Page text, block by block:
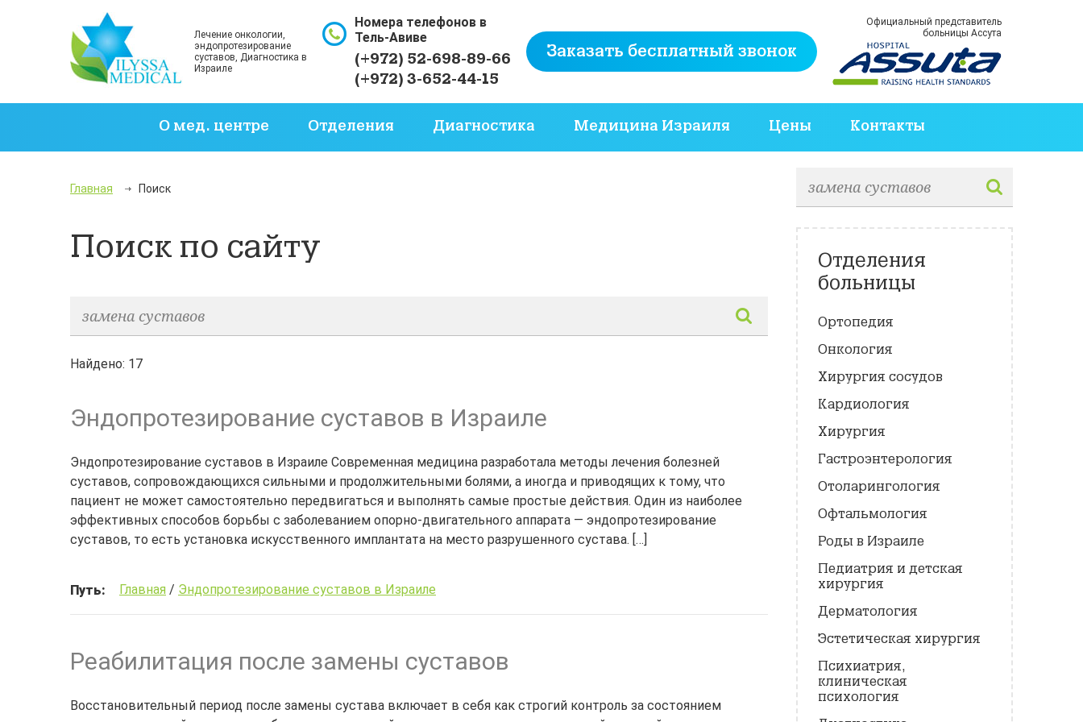
Лечение онкологии,
эндопротезирование
суставов, Диагностика в
Израиле
Номера телефонов в
Тель-Авиве
(+972) 52-698-89-66
(+972) 3-652-44-15
Заказать бесплатный звонок
Официальный представитель
больницы Ассута
О мед. центре Отделения Диагностика Медицина Израиля Цены Контакты
Главная Поиск
Поиск по сайту
Найдено: 17
Эндопротезирование суставов в Израиле
Эндопротезирование суставов в Израиле Современная медицина разработала методы лечения болезней
суставов, сопровождающихся сильными и продолжительными болями, а иногда и приводящих к тому, что
пациент не может самостоятельно передвигаться и выполнять самые простые действия. Один из наиболее
эффективных способов борьбы с заболеванием опорно-двигательного аппарата — эндопротезирование
суставов, то есть установка искусственного имплантата на место разрушенного сустава. […]
Путь: Главная / Эндопротезирование суставов в Израиле
Реабилитация после замены суставов
Восстановительный период после замены сустава включает в себя как строгий контроль за состоянием
Отделения
больницы
Ортопедия
Онкология
Хирургия сосудов
Кардиология
Хирургия
Гастроэнтерология
Отоларингология
Офтальмология
Роды в Израиле
Педиатрия и детская
хирургия
Дерматология
Эстетическая хирургия
Психиатрия,
клиническая
психология